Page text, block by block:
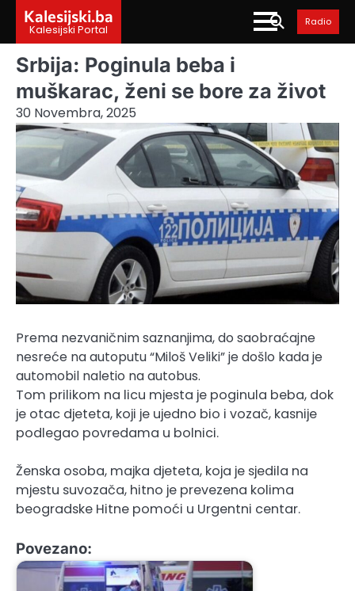
content
Kalesijski.ba
Kalesijski Portal
Radio
Srbija: Poginula beba i
muškarac, ženi se bore za život
30 Novembra, 2025
Prema nezvaničnim saznanjima, do saobraćajne
nesreće na autoputu “Miloš Veliki” je došlo kada je
automobil naletio na autobus.
Tom prilikom na licu mjesta je poginula beba, dok
je otac djeteta, koji je ujedno bio i vozač, kasnije
podlegao povredama u bolnici.
Ženska osoba, majka djeteta, koja je sjedila na
mjestu suvozača, hitno je prevezena kolima
beogradske Hitne pomoći u Urgentni centar.
Povezano: